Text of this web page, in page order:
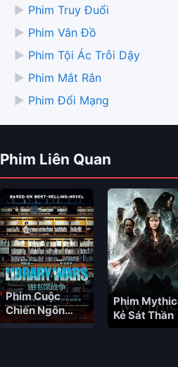
▶ Phim Truy Đuổi
▶ Phim Vân Đồ
▶ Phim Tội Ác Trỗi Dậy
▶ Phim Mắt Rắn
▶ Phim Đổi Mạng
Phim Liên Quan
Phim Cuộc
Chiến Ngôn
Luận
Phim
Kẻ Sát Thần